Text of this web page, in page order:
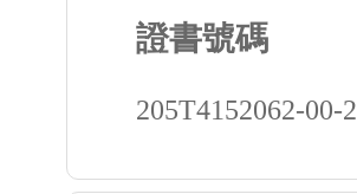
證書號碼
205T4152062-00-2